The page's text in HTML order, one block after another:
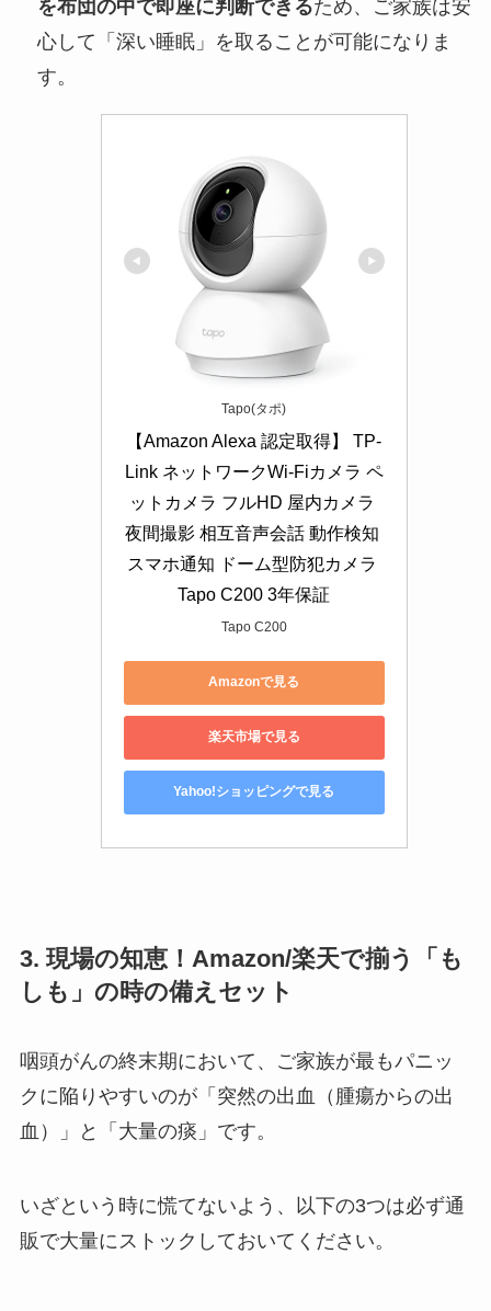
を布団の中で即座に判断できるため、ご家族は安
心して「深い睡眠」を取ることが可能になりま
す。
Tapo(タポ)
【Amazon Alexa 認定取得】 TP-
Link ネットワークWi-Fiカメラ ペ
ットカメラ フルHD 屋内カメラ
夜間撮影 相互音声会話 動作検知
スマホ通知 ドーム型防犯カメラ
Tapo C200 3年保証
Tapo C200
Amazonで見る
楽天市場で見る
Yahoo!ショッピングで見る
3. 現場の知恵！Amazon/楽天で揃う「も
しも」の時の備えセット
咽頭がんの終末期において、ご家族が最もパニッ
クに陥りやすいのが「突然の出血（腫瘍からの出
血）」と「大量の痰」です。
いざという時に慌てないよう、以下の3つは必ず通
販で大量にストックしておいてください。